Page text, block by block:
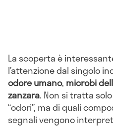
La scoperta è
l’attenzione dal singolo
odore umano, microbi
zanzara. Non si tratta
“odori”, ma di quali
segnali vengono